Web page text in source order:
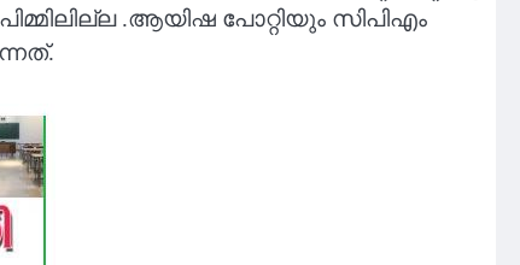
.ആയിഷ പോറ്റിയും സിപിഎം